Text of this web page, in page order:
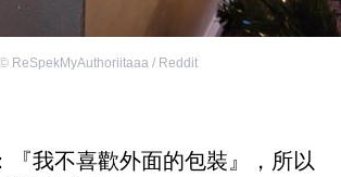
© ReSpekMyAuthoriitaaa / Reddit
『我不喜歡外面的包裝』，所以